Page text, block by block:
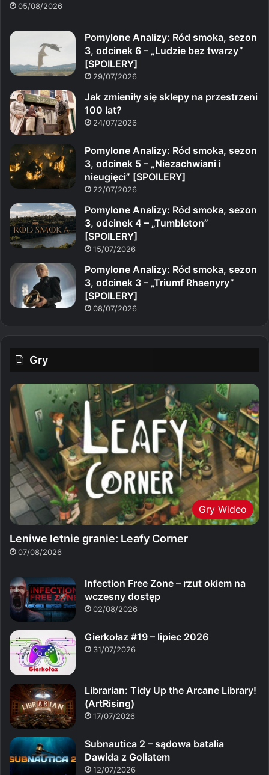
05/08/2026
Pomylone Analizy: Ród smoka, sezon
3, odcinek 6 – „Ludzie bez twarzy”
[SPOILERY]
29/07/2026
Jak zmieniły się sklepy na przestrzeni
100 lat?
24/07/2026
Pomylone Analizy: Ród smoka, sezon
3, odcinek 5 – „Niezachwiani i
nieugięci” [SPOILERY]
22/07/2026
Pomylone Analizy: Ród smoka, sezon
3, odcinek 4 – „Tumbleton”
[SPOILERY]
15/07/2026
Pomylone Analizy: Ród smoka, sezon
3, odcinek 3 – „Triumf Rhaenyry”
[SPOILERY]
08/07/2026
Gry
Gry Wideo
Leniwe letnie granie: Leafy Corner
07/08/2026
Infection Free Zone – rzut okiem na
wczesny dostęp
02/08/2026
Gierkołaz #19 – lipiec 2026
31/07/2026
Librarian: Tidy Up the Arcane Library!
(ArtRising)
17/07/2026
Subnautica 2 – sądowa batalia
Dawida z Goliatem
12/07/2026